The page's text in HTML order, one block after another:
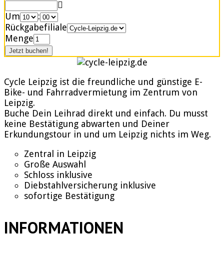
Um
:
Rückgabefiliale
Menge
Cycle Leipzig ist die freundliche und günstige E-
Bike- und Fahrradvermietung im Zentrum von
Leipzig.
Buche Dein Leihrad direkt und einfach. Du musst
keine Bestätigung abwarten und Deiner
Erkundungstour in und um Leipzig nichts im Weg.
Zentral in Leipzig
Große Auswahl
Schloss inklusive
Diebstahlversicherung inklusive
sofortige Bestätigung
INFORMATIONEN